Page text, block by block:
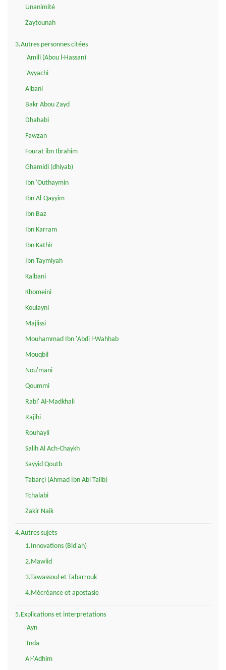
Unanimité
Zaytounah
3.Autres personnes citées
'Amili (Abou l-Hassan)
'Ayyachi
Albani
Bakr Abou Zayd
Dhahabi
Fawzan
Fourat ibn Ibrahim
Ghamidi (dhiyab)
Ibn 'Outhaymin
Ibn Al-Qayyim
Ibn Baz
Ibn Karram
Ibn Kathir
Ibn Taymiyah
Kalbani
Khomeini
Koulayni
Majlissi
Mouhammad Ibn 'Abdi l-Wahhab
Mouqbil
Nou'mani
Qoummi
Rabi' Al-Madkhali
Rajihi
Rouhayli
Salih Al Ach-Chaykh
Sayyid Qoutb
Tabarçi (Ahmad Ibn Abi Talib)
Tchalabi
Zakir Naik
4.Autres sujets
1.Innovations (Bid'ah)
2.Mawlid
3.Tawassoul et Tabarrouk
4.Mécréance et apostasie
5.Explications et interpretations
'Ayn
'Inda
Al-'Adhim